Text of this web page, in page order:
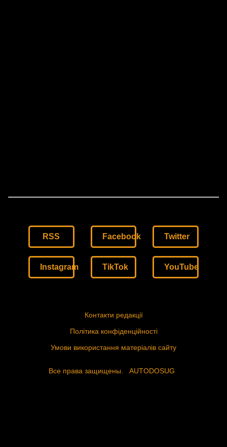
RSS Facebook Twitter
Instagram TikTok YouTube
Контакти редакції
Політика конфіденційності
Умови використання матеріалів сайту
Все права защищены. AUTODOSUG